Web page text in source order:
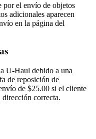
por el envío de objetos
adicionales aparecen
en la página del
U-Haul debido a una
de reposición de
de $25.00 si el cliente
dirección correcta.